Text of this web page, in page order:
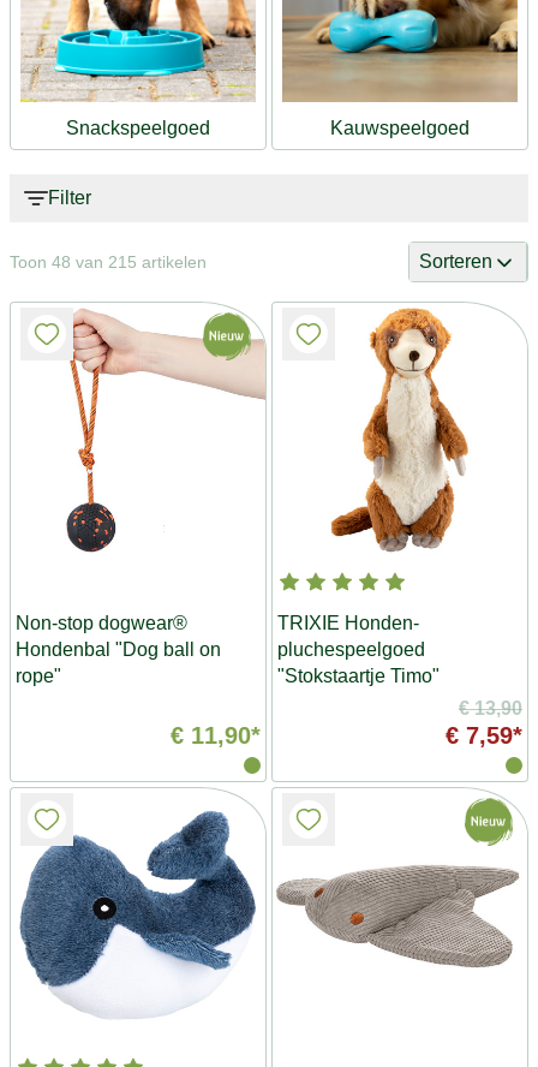
Snackspeelgoed Kauwspeelgoed
Filter
Toon 48 van 215 artikelen Sorteren
Non-stop dogwear®
Hondenbal "Dog ball on
rope"
€ 11,90*
TRIXIE Honden-
pluchespeelgoed
"Stokstaartje Timo"
€ 13,90
€ 7,59*